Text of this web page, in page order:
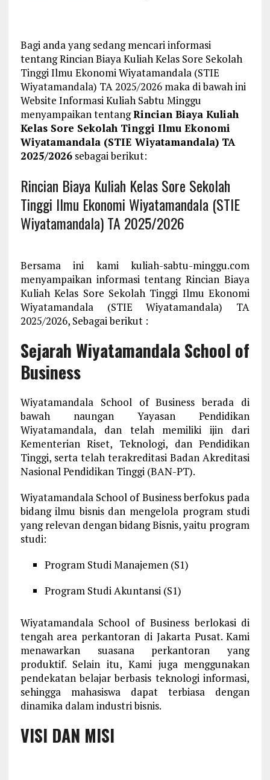
Bagi anda yang sedang mencari informasi
tentang Rincian Biaya Kuliah Kelas Sore Sekolah
Tinggi Ilmu Ekonomi Wiyatamandala (STIE
Wiyatamandala) TA 2025/2026 maka di bawah ini
Website Informasi Kuliah Sabtu Minggu
menyampaikan tentangRincian Biaya Kuliah
Kelas Sore Sekolah Tinggi Ilmu Ekonomi
Wiyatamandala (STIE Wiyatamandala) TA
2025/2026sebagai berikut:
Rincian Biaya Kuliah Kelas Sore Sekolah
Tinggi Ilmu Ekonomi Wiyatamandala (STIE
Wiyatamandala) TA 2025/2026
Bersama ini kami kuliah-sabtu-minggu.com
menyampaikan informasi tentang Rincian Biaya
Kuliah Kelas Sore Sekolah Tinggi Ilmu Ekonomi
Wiyatamandala (STIE Wiyatamandala) TA
2025/2026, Sebagai berikut :
SejarahWiyatamandala School of
Business
Wiyatamandala School of Business berada di
bawah naungan Yayasan Pendidikan
Wiyatamandala, dan telah memiliki ijin dari
Kementerian Riset, Teknologi, dan Pendidikan
Tinggi, serta telah terakreditasi Badan Akreditasi
Nasional Pendidikan Tinggi (BAN-PT).
Wiyatamandala School of Business berfokus pada
bidang ilmu bisnis dan mengelola program studi
yang relevan dengan bidang Bisnis, yaitu program
studi:
Program Studi Manajemen (S1)
Program Studi Akuntansi (S1)
Wiyatamandala School of Business berlokasi di
tengah area perkantoran di Jakarta Pusat. Kami
menawarkan suasana perkantoran yang
produktif. Selain itu, Kami juga menggunakan
pendekatan belajar berbasis teknologi informasi,
sehingga mahasiswa dapat terbiasa dengan
dinamika dalam industri bisnis.
VISI DAN MISI